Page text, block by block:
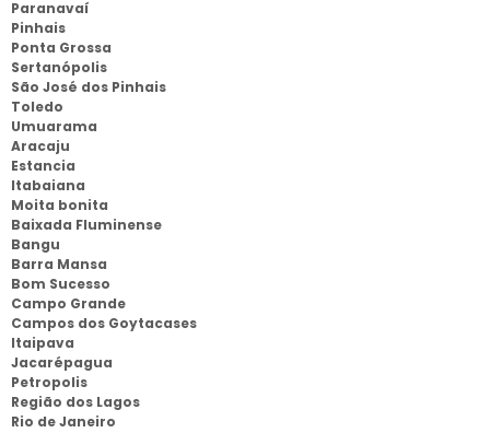
Paranavaí
Pinhais
Ponta Grossa
Sertanópolis
São José dos Pinhais
Toledo
Umuarama
Aracaju
Estancia
Itabaiana
Moita bonita
Baixada Fluminense
Bangu
Barra Mansa
Bom Sucesso
Campo Grande
Campos dos Goytacases
Itaipava
Jacarépagua
Petropolis
Região dos Lagos
Rio de Janeiro